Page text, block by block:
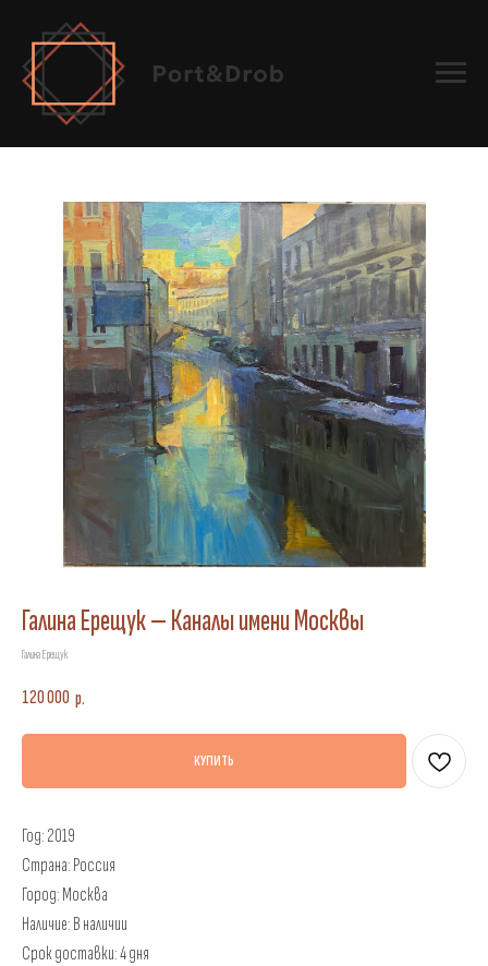
Галина Ерещук — Каналы имени Москвы
Галина Ерещук
120 000 р.
КУПИТЬ
Год: 2019
Страна: Россия
Город: Москва
Наличие: В наличии
Срок доставки: 4 дня